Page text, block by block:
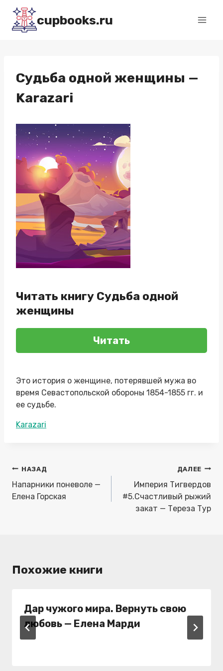
Перейти
содержимому
cupbooks.ru
Судьба одной женщины —
Karazari
Читать книгу Судьба одной
женщины
Читать
Это история о женщине, потерявшей мужа во
время Севастопольской обороны 1854-1855 гг. и
ее судьбе.
Метки
Karazari
Навигация
по
записям
НАЗАД
Напарники поневоле —
Елена Горская
ДАЛЕЕ
Империя Тигвердов
#5.Счастливый рыжий
закат — Тереза Тур
Похожие книги
Дар чужого мира. Вернуть свою
любовь — Елена Марди